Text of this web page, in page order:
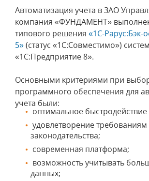
Автоматизация учета в ЗАО
компания «ФУНДАМЕНТ»
типового решения «1С-Рарус:Бэк-
5»(статус «1С:Совместимо»)
«1С:Предприятие 8».
Основными критериями при
программного обеспечения для
учета были:
оптимальное
удовлетворение требованиям
законодательства;
современная платформа;
возможность учитывать
данных;